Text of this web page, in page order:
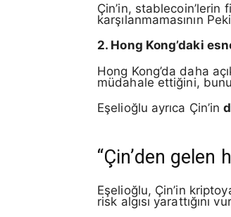
Çin’in,
karşılanmamasının
2. Hong Kong’daki
Hong Kong’da daha
müdahale ettiğini,
Eşelioğlu ayrıca Çin’in
“Çin’den gelen
Eşelioğlu, Çin’in
risk algısı yarattığını